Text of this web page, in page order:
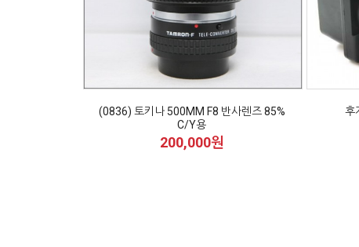
(0836) 토키나 500MM F8 반사렌즈 85%
C/Y용
200,000원
후